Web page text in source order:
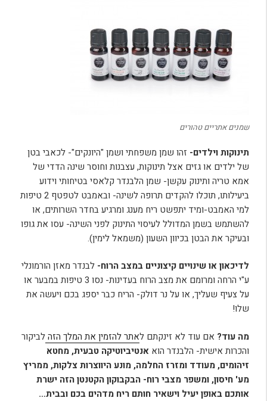
שמנים אתריים טהורים
תינוקות וילדים- זהו שמן משפחתי ושמן "היונקים"- לכאבי בטן
של ילדים או גזים אצל תינוקות, עצבנות וחוסר שינה הדדי של
אמא טריה ותינוק עקשן- שמן הלבנדר קלאסי בטיחותי וידוע
ביעילותו, תוכלו להקדים תרופה לשינה- ובאמבט לטפטף 2 טיפות
למי האמבט-ומיד יתפשט ריח מענג ומרגיע בחדר השרותים, או
להשתמש בשמן המדולל לעיסוי התינוק לפני השינה- עסו את גופו
ובעיקר את הבטן בכיוון השעון (משמאל לימין).
לדיכאון או שינויים קיצוניים במצב הרוח- לבנדר מאזן הורמונלי
ע"י הרחה ומרומם את מצב הרוח בעדינות- נסו 3 טיפות במבער או
על צעיף שעליך, או על נר דולק- הריח כבר יספג בכם ויעשה את
שלו!
מה עוד? אם עוד לא זינקתם לאתר להזמין את המלך הזהלביקור
והכרות אישית- הלבנדר הוא אנטיביוטיקה טבעית, מחטא
זיהומים, מעודד ומזרז החלמה, מונע היווצרות צלקות, ממריץ
מע' חיסון, ומשפר מצבי רוח- הבקבוקון הקטנטן הזה ישרת
אותכם באופן יעיל וישאיר חותם ריח מדהים בכם ובבית…